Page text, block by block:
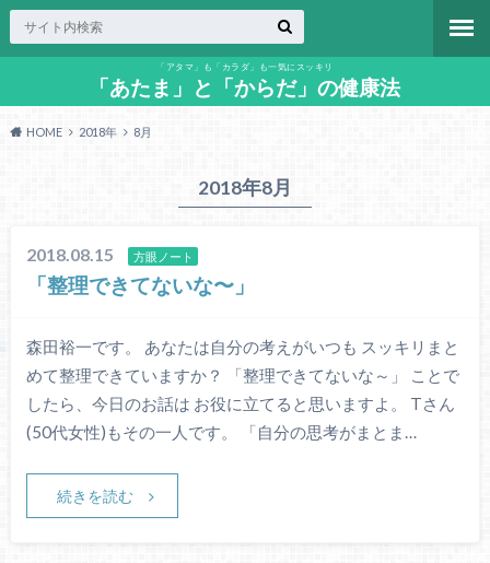
「アタマ」も「カラダ」も一気にスッキリ
「あたま」と「からだ」の健康法
HOME 2018年 8月
2018年8月
2018.08.15 方眼ノート
「整理できてないな〜」
森田裕一です。 あなたは自分の考えがいつも スッキリまと
めて整理できていますか？ 「整理できてないな～」 ことで
したら、今日のお話は お役に立てると思いますよ。 Tさん
(50代女性)もその一人です。 「自分の思考がまとま…
続きを読む